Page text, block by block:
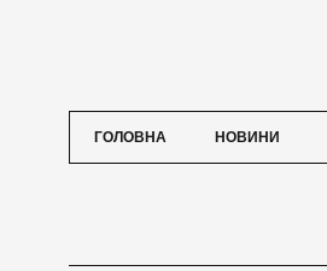
ГОЛОВНА НОВИНИ